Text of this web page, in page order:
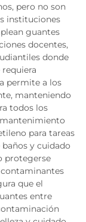
pero no son
instituciones
guantes
docentes,
donde
permite a los
manteniendo
todos los
para tareas
y cuidado
protegerse
que el
entre